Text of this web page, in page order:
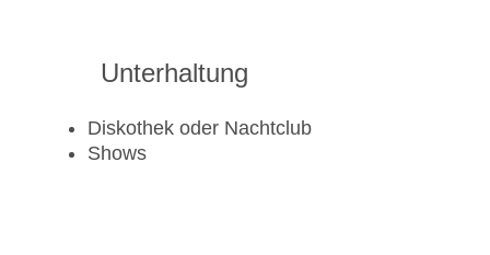
Unterhaltung
Diskothek oder Nachtclub
Shows